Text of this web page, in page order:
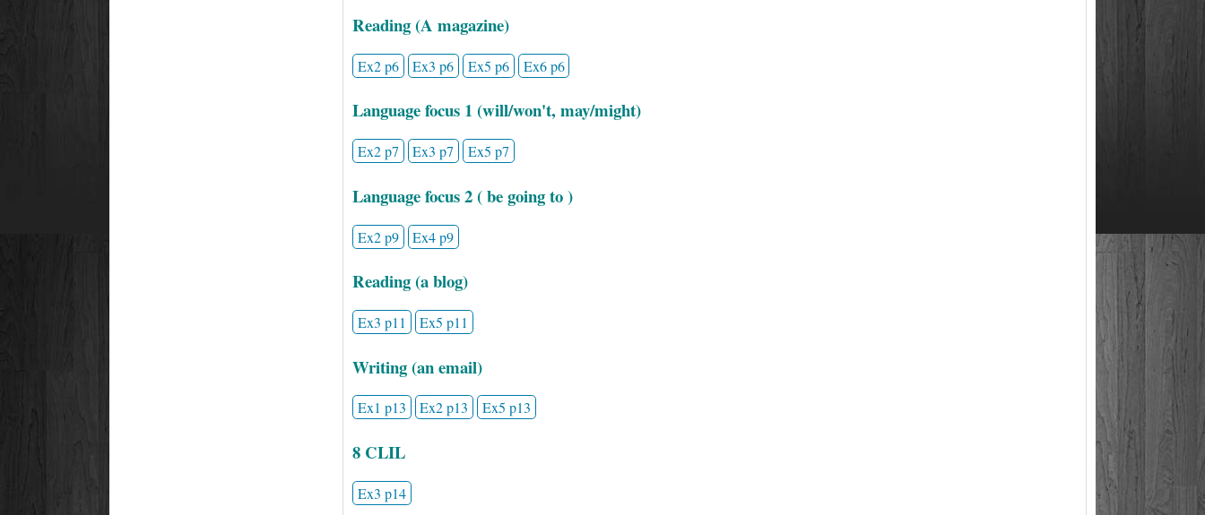
Reading (A magazine)
Ex2 p6 Ex3 p6 Ex5 p6 Ex6 p6
Language focus 1 (will/won't, may/might)
Ex2 p7 Ex3 p7 Ex5 p7
Language focus 2 ( be going to )
Ex2 p9 Ex4 p9
Reading (a blog)
Ex3 p11 Ex5 p11
Writing (an email)
Ex1 p13 Ex2 p13 Ex5 p13
8 CLIL
Ex3 p14